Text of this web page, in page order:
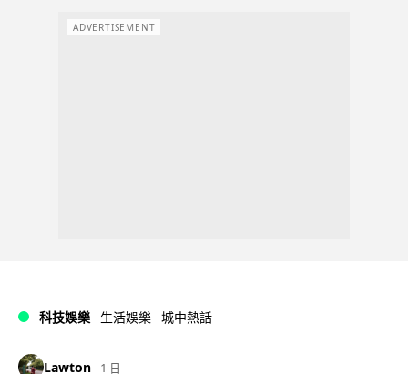
ADVERTISEMENT
科技娛樂 生活娛樂 城中熱話
Lawton 1 日